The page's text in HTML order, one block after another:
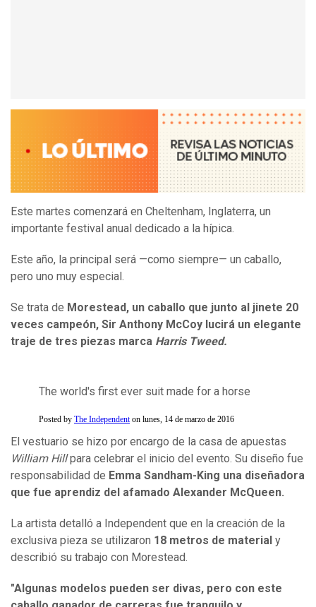
Este martes comenzará en Cheltenham, Inglaterra, un
importante festival anual dedicado a la hípica.
Este año, la principal será —como siempre— un caballo,
pero uno muy especial.
Se trata de Morestead, un caballo que junto al jinete 20
veces campeón, Sir Anthony McCoy lucirá un elegante
traje de tres piezas marca Harris Tweed.
The world's first ever suit made for a horse
Posted by The Independenton lunes, 14 de marzo de 2016
El vestuario se hizo por encargo de la casa de apuestas
William Hillpara celebrar el inicio del evento. Su diseño fue
responsabilidad de Emma Sandham-King una diseñadora
que fue aprendiz del afamado Alexander McQueen.
La artista detalló a Independent que en la creación de la
exclusiva pieza se utilizaron 18 metros de material y
describió su trabajo con Morestead.
"Algunas modelos pueden ser divas, pero con este